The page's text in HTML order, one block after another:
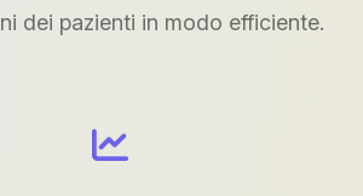
dei pazienti in modo efficiente.